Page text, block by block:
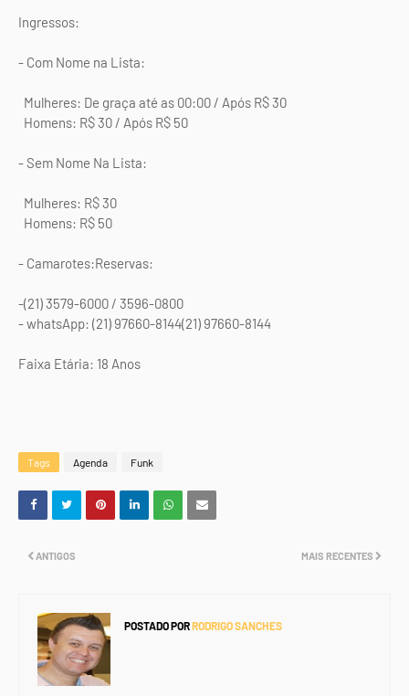
Ingressos:
- Com Nome na Lista:
Mulheres: De graça até as 00:00 / Após R$ 30
Homens: R$ 30 / Após R$ 50
- Sem Nome Na Lista:
Mulheres: R$ 30
Homens: R$ 50
- Camarotes:Reservas:
-(21) 3579-6000 / 3596-0800
- whatsApp: (21) 97660-8144(21) 97660-8144
Faixa Etária: 18 Anos
Tags Agenda Funk
MAIS RECENTES
ANTIGOS
POSTADO PORRODRIGO SANCHES